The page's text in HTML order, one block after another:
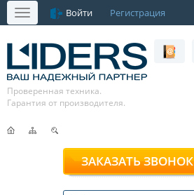
Меню Войти Регистрация
Проверенная техника.
Гарантия от производителя.
ЗАКАЗАТЬ ЗВОНОК